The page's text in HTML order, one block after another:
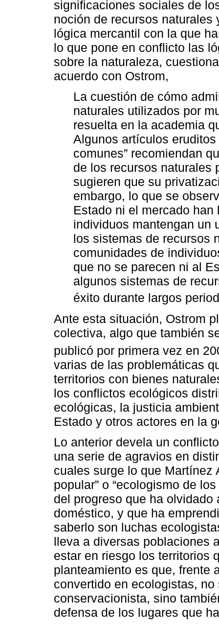
significaciones sociales de
noción de recursos
lógica mercantil con la que
lo que pone en conflicto las
sobre la naturaleza,
acuerdo con Ostrom,
La cuestión de cómo
naturales utilizados por
resuelta en la academia
Algunos artículos
comunes” recomiendan
de los recursos naturales
sugieren que su
embargo, lo que se
Estado ni el mercado
individuos mantengan un
los sistemas de recursos
comunidades de
que no se parecen ni al
algunos sistemas de
éxito durante largos
Ante esta situación, Ostrom
colectiva, algo que también
publicó por primera vez en
varias de las problemáticas
territorios con bienes
los conflictos ecológicos
ecológicas, la justicia
Estado y otros actores en la
Lo anterior devela un
una serie de agravios en
cuales surge lo que Martínez
popular” o “ecologismo de
del progreso que ha
doméstico, y que ha
saberlo son luchas
lleva a diversas poblaciones
estar en riesgo los territorios
planteamiento es que, frente
convertido en ecologistas,
conservacionista, sino
defensa de los lugares que